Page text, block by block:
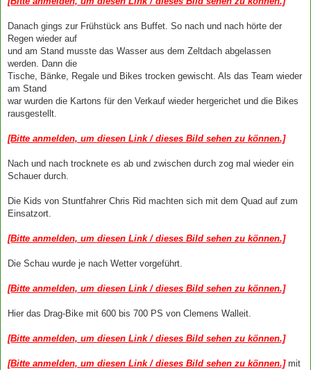
Danach gings zur Frühstück ans Buffet. So nach und nach hörte der
Regen wieder auf
und am Stand musste das Wasser aus dem Zeltdach abgelassen
werden. Dann die
Tische, Bänke, Regale und Bikes trocken gewischt. Als das Team wieder
am Stand
war wurden die Kartons für den Verkauf wieder hergerichet und die Bikes
rausgestellt.
[Bitte anmelden, um diesen Link / dieses Bild sehen zu können.]
Nach und nach trocknete es ab und zwischen durch zog mal wieder ein
Schauer durch.
Die Kids von Stuntfahrer Chris Rid machten sich mit dem Quad auf zum
Einsatzort.
[Bitte anmelden, um diesen Link / dieses Bild sehen zu können.]
Die Schau wurde je nach Wetter vorgeführt.
[Bitte anmelden, um diesen Link / dieses Bild sehen zu können.]
Hier das Drag-Bike mit 600 bis 700 PS von Clemens Walleit.
[Bitte anmelden, um diesen Link / dieses Bild sehen zu können.]
[Bitte anmelden, um diesen Link / dieses Bild sehen zu können.]mit